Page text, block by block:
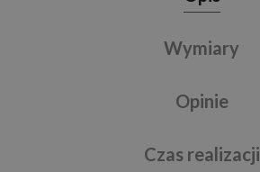
Wymiary
Opinie
Czas realizacji